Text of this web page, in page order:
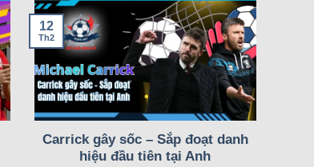
Carrick gây sốc – Sắp đoạt danh
hiệu đầu tiên tại Anh
12
Th2